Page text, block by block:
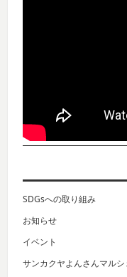
SDGsへの取り組み
お知らせ
イベント
サンカクヤよんさんマルシ